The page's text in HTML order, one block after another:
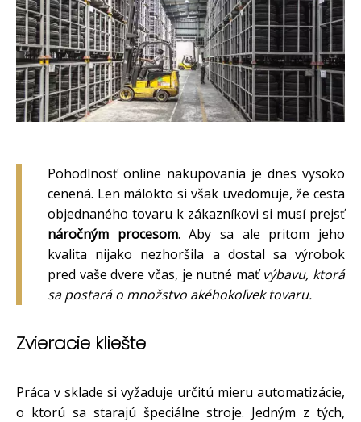
Pohodlnosť online nakupovania je dnes vysoko
cenená. Len málokto si však uvedomuje, že cesta
objednaného tovaru k zákazníkovi si musí prejsť
náročným procesom. Aby sa ale pritom jeho
kvalita nijako nezhoršila a dostal sa výrobok
pred vaše dvere včas, je nutné maťvýbavu, ktorá
sa postará o množstvo akéhokoľvek tovaru.
Zvieracie kliešte
Práca v sklade si vyžaduje určitú mieru automatizácie,
o ktorú sa starajú špeciálne stroje. Jedným z tých,